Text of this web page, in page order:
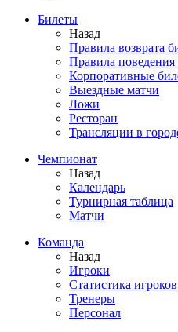
Билеты
Назад
Правила возврата
Правила поведения
Корпоративные
Выездные матчи
Ложи
Ресторан
Трансляции в
Чемпионат
Назад
Календарь
Турнирная таблица
Матчи
Команда
Назад
Игроки
Статистика игроков
Тренеры
Персонал